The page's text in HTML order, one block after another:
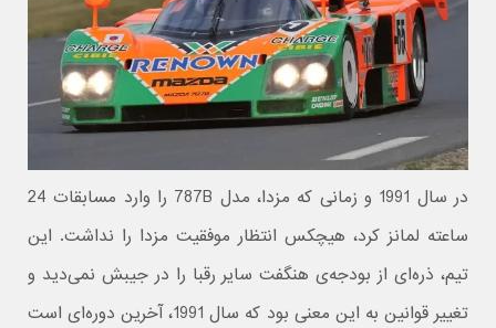
در سال 1991 و زمانی که مزدا، مدل 787B را وارد مسابقات 24
ساعته لمانز کرد، هیچکس انتظار موفقیت مزدا را نداشت. این
تیم، ذره‌ای از بودجه‌ی هنگفت سایر رقبا را در جیبش نمی‌دید و
تغییر قوانین به این معنی بود که سال 1991، آخرین دوره‌ای است